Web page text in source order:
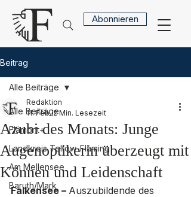
Abonnieren
Beitrag
Alle Beiträge
Flämont+
Landkreis Teltow-Fläming
Am Mellensee
Baruth/Mark
Alle Beiträge
Azubi des Monats: Junge
Augenoptikerin überzeugt mit
Können und Leidenschaft
Redaktion
11. Feb. 2 Min. Lesezeit
Falkensee – Auszubildende des